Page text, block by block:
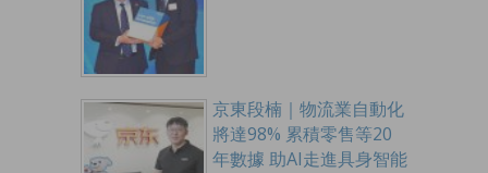
京東段楠｜物流業自動化
將達98% 累積零售等20
年數據 助AI走進具身智能